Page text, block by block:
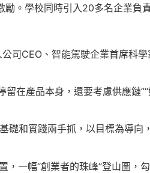
。學校同時引入20多名企業負
公司CEO、智能駕駛企業首席科
在產品本身，還要考慮供應鏈
和實踐兩手抓，以目標為導
一幅“創業者的珠峰”登山圖，